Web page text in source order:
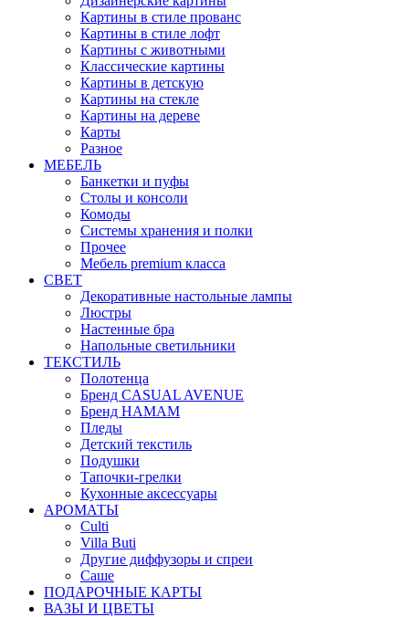
Картины в стиле прованс
Картины в стиле лофт
Картины с животными
Классические картины
Картины в детскую
Картины на стекле
Картины на дереве
Карты
Разное
МЕБЕЛЬ
Банкетки и пуфы
Столы и консоли
Комоды
Системы хранения и полки
Прочее
Мебель premium класса
СВЕТ
Декоративные настольные лампы
Люстры
Настенные бра
Напольные светильники
ТЕКСТИЛЬ
Полотенца
Бренд CASUAL AVENUE
Бренд HAMAM
Пледы
Детский текстиль
Подушки
Тапочки-грелки
Кухонные аксессуары
АРОМАТЫ
Culti
Villa Buti
Другие диффузоры и спреи
Саше
ПОДАРОЧНЫЕ КАРТЫ
ВАЗЫ И ЦВЕТЫ